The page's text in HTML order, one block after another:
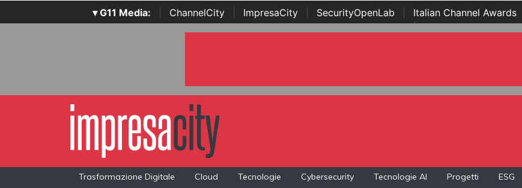
▾ G11 Media: ChannelCity ImpresaCity SecurityOpenLab Italian Channel Awards
Awards | ...
Trasformazione Digitale Cloud Tecnologie Cybersecurity Tecnologie AI Progetti ESG